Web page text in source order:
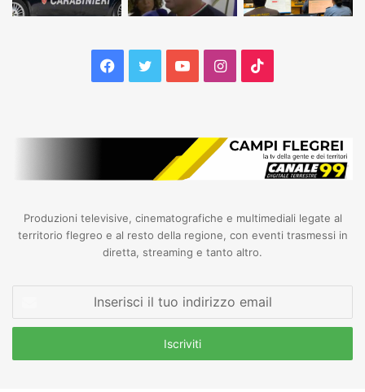
Facebook
TwitterYouTubeInstagram
Produzioni televisive, cinematografiche e multimediali legate al
territorio flegreo e al resto della regione, con eventi trasmessi in
diretta, streaming e tanto altro.
tuo
email